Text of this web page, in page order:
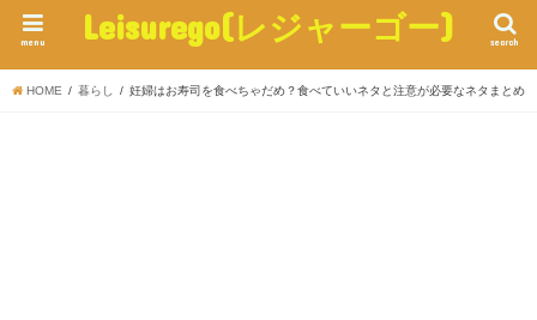
Leisurego(レジャーゴー) search
menu
HOME 暮らし 妊婦はお寿司を食べちゃだめ？食べていいネタと注意が必要なネタまとめ